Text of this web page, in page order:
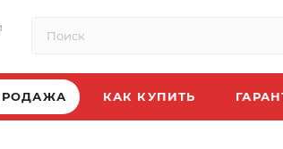
КАК КУПИТЬ